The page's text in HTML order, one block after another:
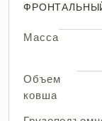
ФРОНТАЛЬНЫЙ
Масса
Объем
ковша